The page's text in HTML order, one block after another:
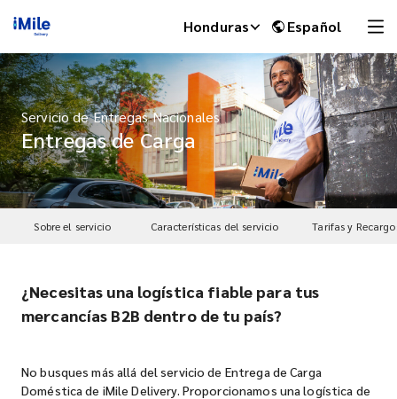
Honduras Español
Servicio de Entregas Nacionales
Entregas de Carga
Sobre el servicio Características del servicio Tarifas y
¿Necesitas una logística fiable para tus
mercancías B2B dentro de tu país?
No busques más allá del servicio de Entrega de Carga
Doméstica de iMile Delivery. Proporcionamos una logística de
iMile Chat